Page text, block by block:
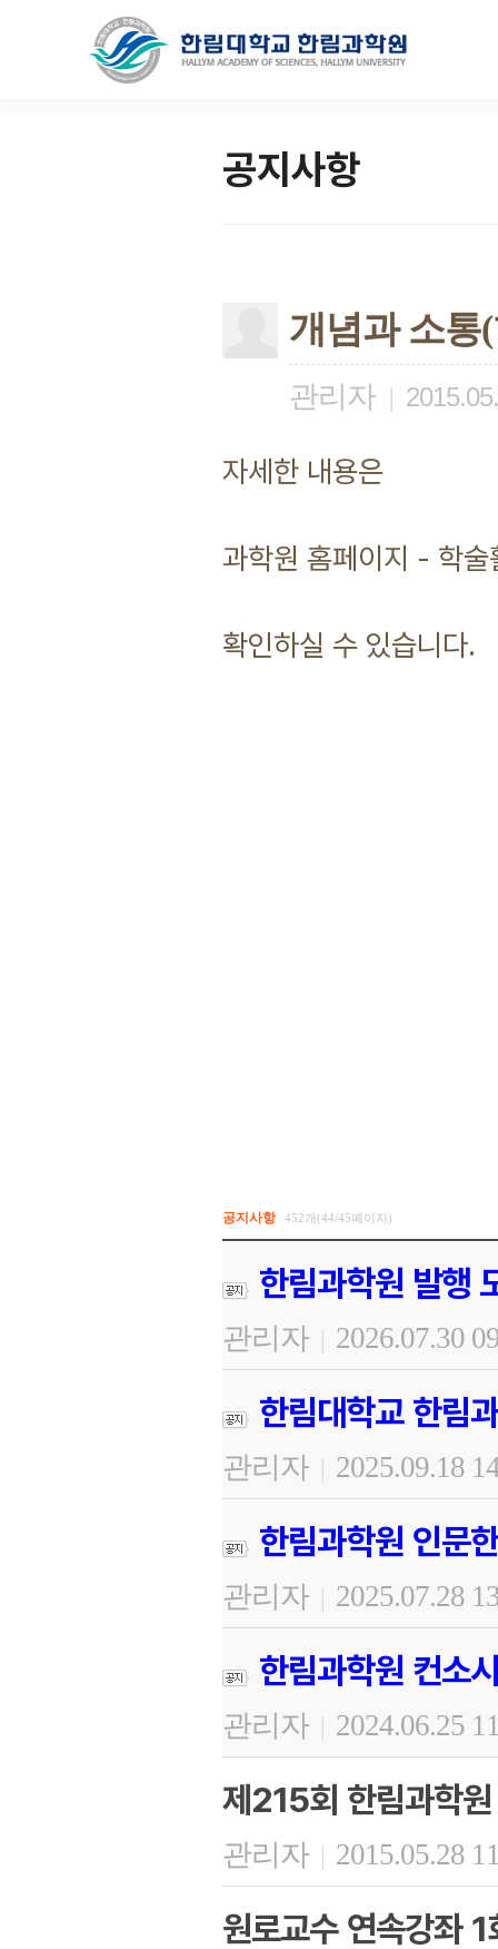
공지사항
개념과 소통
관리자 |
자세한 내용은
과학원 홈페이지 - 학
확인하실 수 있습니다.
공지사항 452개(44/45페이지)
한림과학원 발행
관리자 | 2026.07.30
한림대학교 한림
관리자 | 2025.09.18
한림과학원 인문
관리자 | 2025.07.28
한림과학원 컨소
관리자 | 2024.06.25
제215회 한림과학
관리자 | 2015.05.28
원로교수 연속강좌